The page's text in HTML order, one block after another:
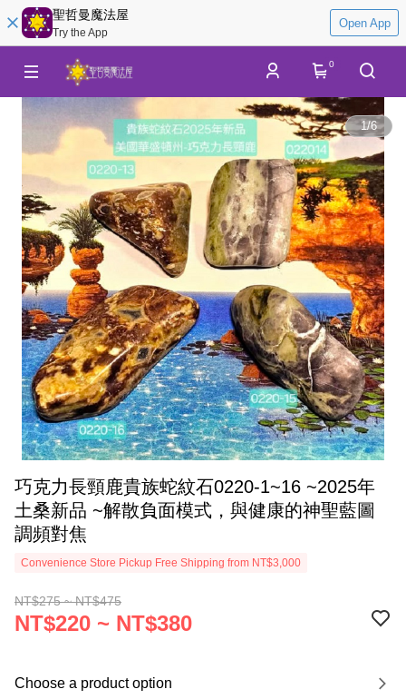
聖哲曼魔法屋
Try the App
Open App
0
1/6
巧克力長頸鹿貴族蛇紋石0220-1~16 ~2025年
土桑新品 ~解散負面模式，與健康的神聖藍圖
調頻對焦
Convenience Store Pickup Free Shipping from NT$3,000
NT$275 ~ NT$475
NT$220 ~ NT$380
Choose a product option